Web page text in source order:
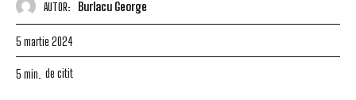
AUTOR: Burlacu George
5 martie 2024
5 min. de citit